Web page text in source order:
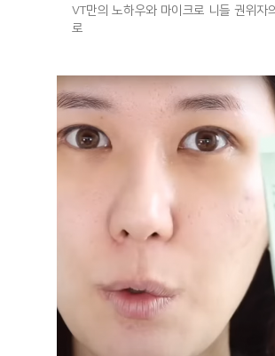
VT만의 노하우와 마이크로 니들 권위자
로